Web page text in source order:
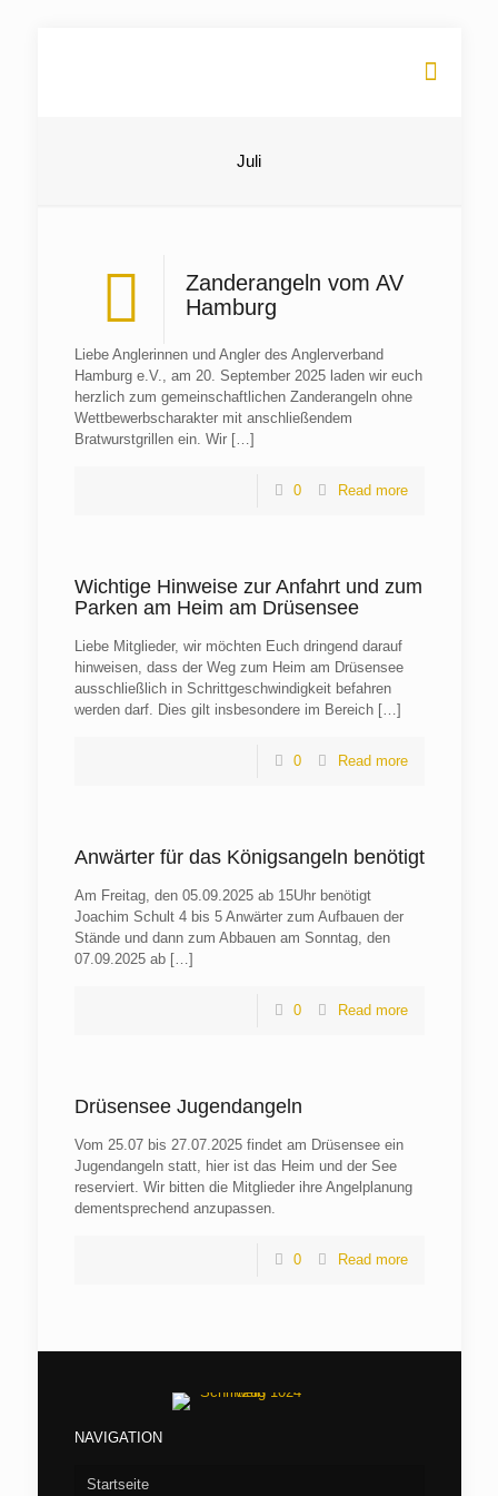
Juli
Zanderangeln vom AV
Hamburg
Liebe Anglerinnen und Angler des Anglerverband
Hamburg e.V., am 20. September 2025 laden wir euch
herzlich zum gemeinschaftlichen Zanderangeln ohne
Wettbewerbscharakter mit anschließendem
Bratwurstgrillen ein. Wir[…]
0 Read more
Wichtige Hinweise zur Anfahrt und zum
Parken am Heim am Drüsensee
Liebe Mitglieder, wir möchten Euch dringend darauf
hinweisen, dass der Weg zum Heim am Drüsensee
ausschließlich in Schrittgeschwindigkeit befahren
werden darf. Dies gilt insbesondere im Bereich[…]
0 Read more
Anwärter für das Königsangeln benötigt
Am Freitag, den 05.09.2025 ab 15Uhr benötigt
Joachim Schult 4 bis 5 Anwärter zum Aufbauen der
Stände und dann zum Abbauen am Sonntag, den
07.09.2025 ab[…]
0 Read more
Drüsensee Jugendangeln
Vom 25.07 bis 27.07.2025 findet am Drüsensee ein
Jugendangeln statt, hier ist das Heim und der See
reserviert. Wir bitten die Mitglieder ihre Angelplanung
dementsprechend anzupassen.
0 Read more
NAVIGATION
Startseite